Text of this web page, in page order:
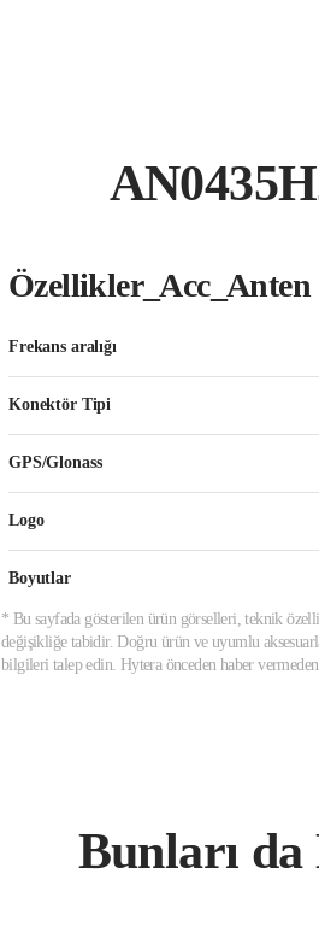
Özellikler_Acc_Anten
Frekans aralığı
Konektör Tipi
GPS/Glonass
Logo
Boyutlar
* Bu sayfada gösterilen ürün görselleri, teknik
değişikliğe tabidir. Doğru ürün ve uyumlu
bilgileri talep edin. Hytera önceden haber vermeden
Bunları